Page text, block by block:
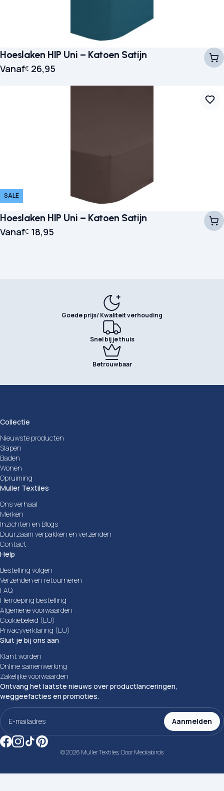
Hoeslaken HIP Uni – Katoen Satijn
Vanaf€ 26,95
SALE
Hoeslaken HIP Uni – Katoen Satijn
Vanaf€ 18,95
Goede prijs/ Kwaliteit verhouding
Snel bij je thuis
Betrouwbaar
Collectie
Nieuwste producten
Slapen
Baden
Wonen
Opruiming
Muller Textiles
Ons verhaal
Merken
Inzichten en Blogs
Duurzaam verpakken en verzenden
Contact
Help
Bestelling volgen
Verzenden en retourneren
FAQ
Herroeping bestelling
Algemene voorwaarden
Cookiebeleid (EU)
Privacyverklaring (EU)
Sluit je bij ons aan
Klant worden
Online samenwerking
Zakelijke voorwaarden
Ontvang het laatste nieuws over productlanceringen,
weggeefacties en promoties.
E-
mailadres
(Vereist)
Aanmelden
© 2026 Muller Textiles, DoorMediabirds